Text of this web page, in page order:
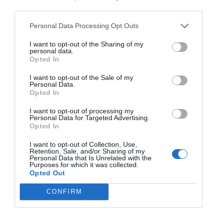
Personal Data Processing Opt Outs
I want to opt-out of the Sharing of my
personal data.
Opted In
I want to opt-out of the Sale of my
Personal Data.
Opted In
I want to opt-out of processing my
Personal Data for Targeted Advertising.
Opted In
I want to opt-out of Collection, Use,
Retention, Sale, and/or Sharing of my
Personal Data that Is Unrelated with the
Purposes for which it was collected.
Opted Out
CONFIRM
El IBEX 35 cerró la sesión del miércoles en
los 20.057 puntos, un nuevo récord
Eulogio López
convertir al musulmán
Eulogio López
No perdamos el norte: la
emigración es mala
Eulogio López